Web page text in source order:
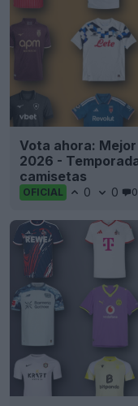
Vota ahora:
2026 -
camisetas
OFICIAL 0 0 0